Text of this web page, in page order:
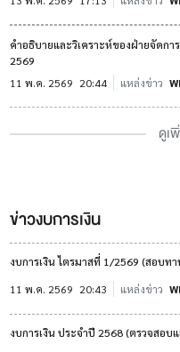
คำอธิบายและวิเคราะห์ของฝ่ายจัดก
2569
11 พ.ค. 2569 20:44 แหล่งข่าว
ดูเ
ข่าวงบการเงิน
งบการเงิน ไตรมาสที่ 1/2569 (สอบทา
11 พ.ค. 2569 20:43 แหล่งข่าว
งบการเงิน ประจำปี 2568 (ตรวจสอบ